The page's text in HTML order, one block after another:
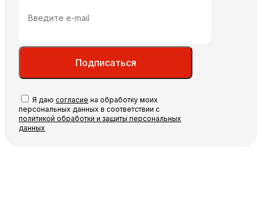
Подписаться
Я даю согласие на обработку моих
персональных данных в соответствии с
политикой обработки и защиты персональных
данных